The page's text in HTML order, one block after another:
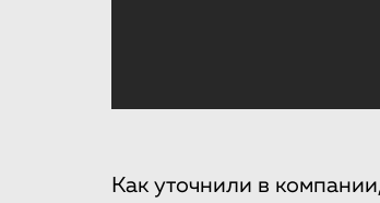
Как уточнили в